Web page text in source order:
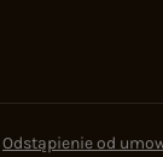
Odstąpienie od